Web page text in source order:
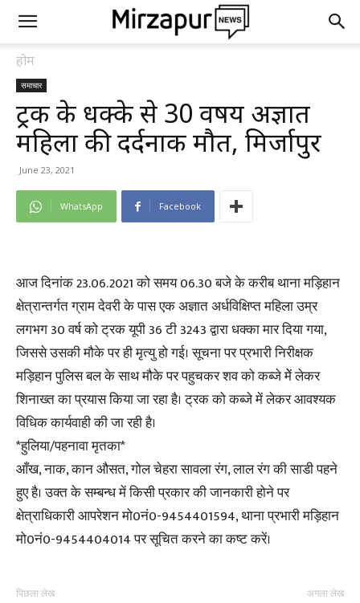
होम
समाचार
ट्रक के धक्के से 30 वर्षीय अज्ञात
महिला की दर्दनाक मौत, मिर्जापुर
June 23, 2021
WhatsApp Facebook
आज दिनांक 23.06.2021 को समय 06.30 बजे के करीब थाना मड़िहान
क्षेत्रान्तर्गत ग्राम देवरी के पास एक अज्ञात अर्धविक्षिप्त महिला उम्र
लगभग 30 वर्ष को ट्रक यूपी 36 टी 3243 द्वारा धक्का मार दिया गया,
जिससे उसकी मौके पर ही मृत्यु हो गई। सूचना पर प्रभारी निरीक्षक
मड़िहान पुलिस बल के साथ मौके पर पहुचकर शव को कब्जे मेें लेकर
शिनाख्त का प्रयास किया जा रहा है। ट्रक को कब्जे में लेकर आवश्यक
विधिक कार्यवाही की जा रही है।
*हुलिया/पहनावा मृतका*
आँख, नाक, कान औसत, गोल चेहरा सावला रंग, लाल रंग की साडी पहने
हुए है। उक्त के सम्बन्ध में किसी प्रकार की जानकारी होने पर
क्षेत्राधिकारी आपरेशन मो0नं0-9454401594, थाना प्रभारी मड़िहान
मो0नं0-9454404014 पर सूचित करने का कष्ट करें।
पिछला लेख अगला लेख